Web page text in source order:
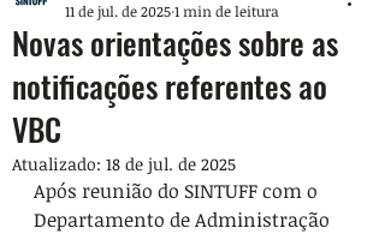
Novas orientações sobre as
notificações referentes ao
VBC
11 de jul. de 20251 min de leitura
Atualizado: 18 de jul. de 2025
Após reunião do SINTUFF com o
Departamento de Administração